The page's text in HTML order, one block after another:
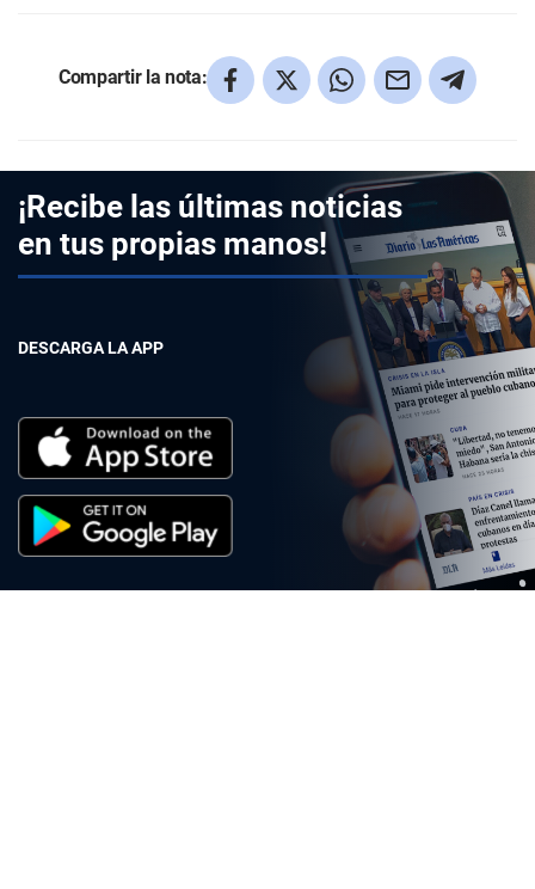
Compartir la nota:
¡Recibe las últimas noticias
en tus propias manos!
DESCARGA LA APP